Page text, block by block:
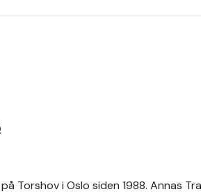
Torshov i Oslo siden 1988. Annas